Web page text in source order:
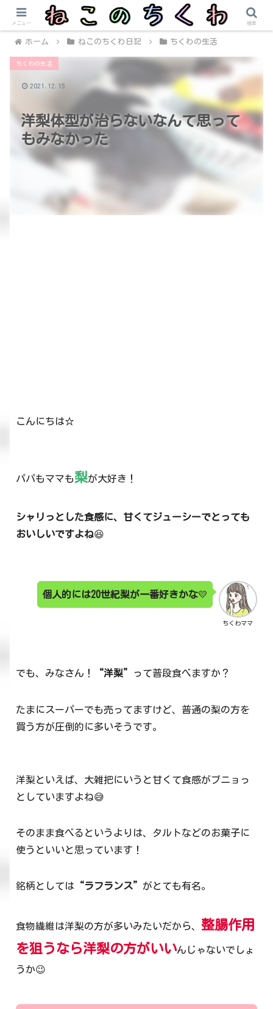
ホーム ねこのちくわ日記 ちくわの生活
洋梨体型が治らないなんて思って
もみなかった
ちくわの生活
2021.12.15
こんにちは☆
パパもママも梨が大好き！
シャリっとした食感に、甘くてジューシーでとっても
おいしいですよね😆
ちくわママ
個人的には20世紀梨が一番好きかな💛
でも、みなさん！ “洋梨” って普段食べますか？
たまにスーパーでも売ってますけど、普通の梨の方を
買う方が圧倒的に多いそうです。
洋梨といえば、大雑把にいうと甘くて食感がブニョっ
としていますよね😅
そのまま食べるというよりは、タルトなどのお菓子に
使うといいと思っています！
銘柄としては “ラフランス” がとても有名。
食物繊維は洋梨の方が多いみたいだから、 整腸作用
を狙うなら洋梨の方がいいんじゃないでしょ
うか😉
メニュー 検索